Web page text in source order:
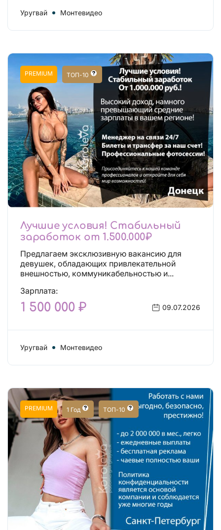
Уругвай Монтевидео
PREMIUM ТОП-10
Лучшие условия! Стабильный
заработок от 1.500.000₽
Предлагаем эксклюзивную вакансию для
девушек, обладающих привлекательной
внешностью, коммуникабельностью и...
Зарплата:
1 500 000 ₽ 09.07.2026
Уругвай Монтевидео
PREMIUM 1 Год ТОП-10